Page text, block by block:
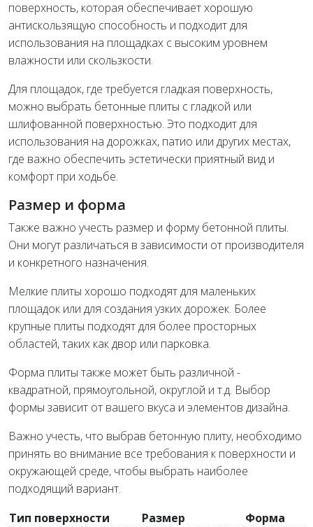
поверхность, которая обеспечивает хорошую
антискользящую способность и подходит для
использования на площадках с высоким уровнем
влажности или скользкости.
Для площадок, где требуется гладкая поверхность,
можно выбрать бетонные плиты с гладкой или
шлифованной поверхностью. Это подходит для
использования на дорожках, патио или других местах,
где важно обеспечить эстетически приятный вид и
комфорт при ходьбе.
Размер и форма
Также важно учесть размер и форму бетонной плиты.
Они могут различаться в зависимости от производителя
и конкретного назначения.
Мелкие плиты хорошо подходят для маленьких
площадок или для создания узких дорожек. Более
крупные плиты подходят для более просторных
областей, таких как двор или парковка.
Форма плиты также может быть различной -
квадратной, прямоугольной, округлой и т.д. Выбор
формы зависит от вашего вкуса и элементов дизайна.
Важно учесть, что выбрав бетонную плиту, необходимо
принять во внимание все требования к поверхности и
окружающей среде, чтобы выбрать наиболее
подходящий вариант.
Тип поверхности
Размер
Форма